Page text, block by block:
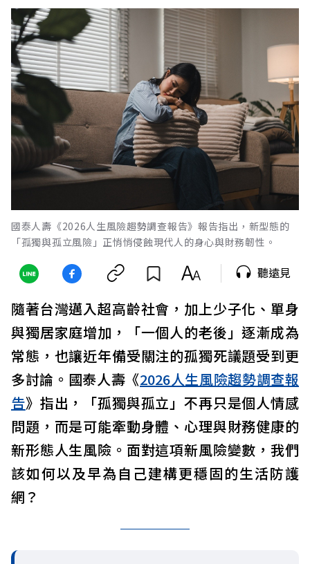
國泰人壽《2026人生風險趨勢調查報告》報告指出，新型態的
「孤獨與孤立風險」正悄悄侵蝕現代人的身心與財務韌性。
聽遠見
隨著台灣邁入超高齡社會，加上少子化、單身
與獨居家庭增加，「一個人的老後」逐漸成為
常態，也讓近年備受關注的孤獨死議題受到更
多討論。國泰人壽《2026人生風險趨勢調查報
告》指出，「孤獨與孤立」不再只是個人情感
問題，而是可能牽動身體、心理與財務健康的
新形態人生風險。面對這項新風險變數，我們
該如何以及早為自己建構更穩固的生活防護
網？